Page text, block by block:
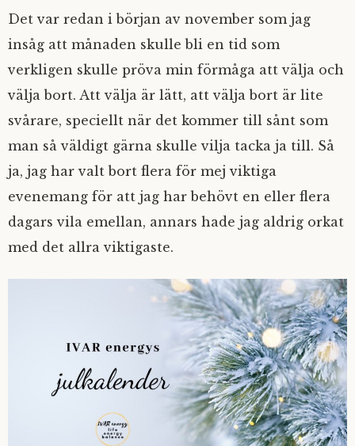
Det var redan i början av november som jag
insåg att månaden skulle bli en tid som
verkligen skulle pröva min förmåga att välja och
välja bort. Att välja är lätt, att välja bort är lite
svårare, speciellt när det kommer till sånt som
man så väldigt gärna skulle vilja tacka ja till. Så
ja, jag har valt bort flera för mej viktiga
evenemang för att jag har behövt en eller flera
dagars vila emellan, annars hade jag aldrig orkat
med det allra viktigaste.